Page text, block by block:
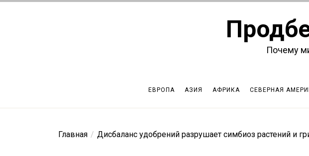
Почему
ЕВРОПА АЗИЯ АФРИКА СЕВЕРНАЯ
Главная Дисбаланс удобрений разрушает симбиоз растений и